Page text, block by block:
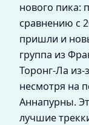
нового пика:
сравнению с
пришли и
группа из
Торонг-Ла из-
несмотря на
Аннапурны.
лучшие